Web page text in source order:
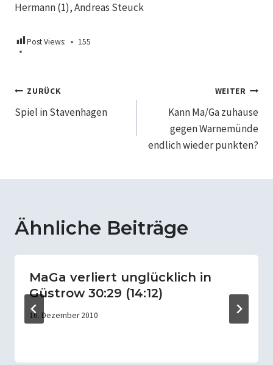
Hermann (1), Andreas Steuck
Post Views: 155
Beitragsnavigation
ZURÜCK
Spiel in Stavenhagen
WEITER
Kann Ma/Ga zuhause
gegen Warnemünde
endlich wieder punkten?
Ähnliche Beiträge
MaGa verliert unglücklich in
Güstrow 30:29 (14:12)
16. Dezember 2010